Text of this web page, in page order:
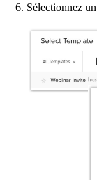
Sélectionnez